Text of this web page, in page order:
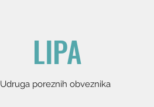
LIPA
Udruga poreznih obveznika